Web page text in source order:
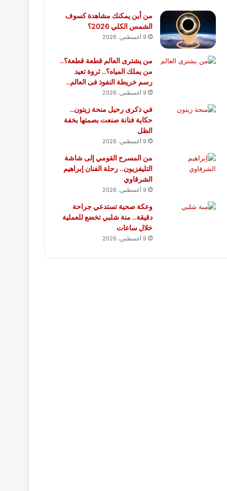
من أين يمكنك مشاهدة كسوف
الشمس الكلي 2026؟
9 أغسطس، 2026
من يشترى العالم قطعة قطعة؟..
من يملك المياه؟.. ثروة تعيد
رسم خريطة النفوذ فى العالم..
9 أغسطس، 2026
في ذكرى رحيل منحة زيتون..
حكاية فنانة صنعت بصمتها بخفة
الظل
9 أغسطس، 2026
من المسرح القومي إلى شاشة
التليفزيون.. رحلة الفنان إبراهيم
الشرقاوي
9 أغسطس، 2026
وعكة صحية تستدعي جراحة
دقيقة.. منة شلبي تخضع للعملية
خلال ساعات
9 أغسطس، 2026